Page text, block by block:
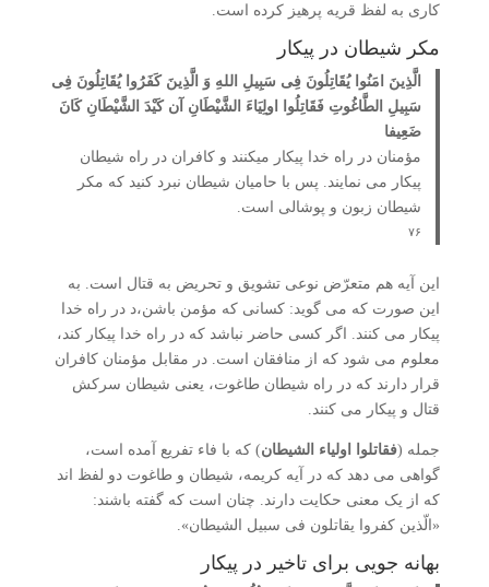
کاری به لفظ قریه پرهیز کرده است.
مکر شیطان در پیکار
الَّذِینَ امَنُوا یُقَاتِلُونَ فِی سَبِیلِ اللهِ وَ الَّذِینَ کَفَرُوا یُقَاتِلُونَ فِی
سَبِیلِ الطَّاغُوتِ فَقَاتِلُوا اولِیَاءَ الشَّیْطَانِ آن کَیْدَ الشَّیْطَانِ کَانَ
ضَعِیفا
مؤمنان در راه خدا پیکار می­کنند و کافران در راه شیطان
پیکار می­ نمایند. پس با حامیان شیطان نبرد کنید که مکر
شیطان زبون و پوشالی است.
۷۶
این آیه هم متعرّض نوعی تشویق و تحریض به قتال است. به
این صورت که می گوید: کسانی که مؤمن باشن،د در راه خدا
پیکار می کنند. اگر کسی حاضر نباشد که در راه خدا پیکار کند،
معلوم می شود که از منافقان است. در مقابل مؤمنان کافران
قرار دارند که در راه شیطان طاغوت، یعنی شیطان سرکش
قتال و پیکار می کنند.
جمله (فقاتلوا اولیاء الشیطان) که با فاء تفریع آمده است،
گواهی می دهد که در آیه کریمه، شیطان و طاغوت دو لفظ اند
که از یک معنی حکایت دارند. چنان است که گفته باشند:
«الّذین کفروا یقاتلون فی سبیل الشیطان».
بهانه جویی برای تاخیر در پیکار